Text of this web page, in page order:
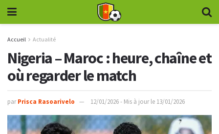
Accueil Actualité
Nigeria – Maroc : heure, chaîne et
où regarder le match
par Prisca Rasoarivelo 12/01/2026 - Mis à jour le 13/01/2026